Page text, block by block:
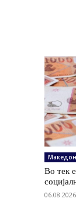
Во тек